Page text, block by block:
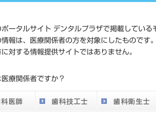
ポータルサイト デンタルプラザで掲載している
情報は、医療関係者の方を対象にしたものです。
対する情報提供サイトではありません。
療関係者ですか？
メーカー
ジ